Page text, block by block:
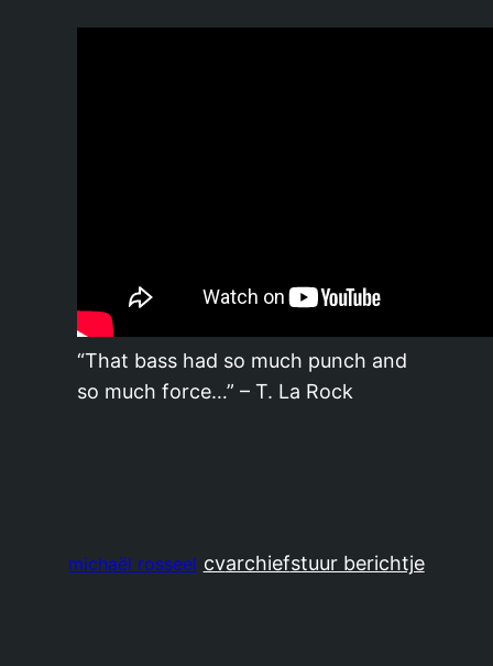
“That bass had so much punch and
so much force…” – T. La Rock
michaël rosseel cvarchiefstuur berichtje